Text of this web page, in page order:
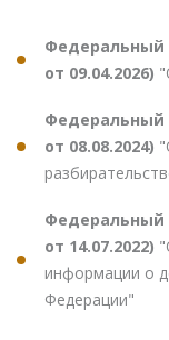
Федеральный
от 09.04.2026)
Федеральный
от 08.08.2024)
Федеральный
от 14.07.2022)
информации о
Федерации"